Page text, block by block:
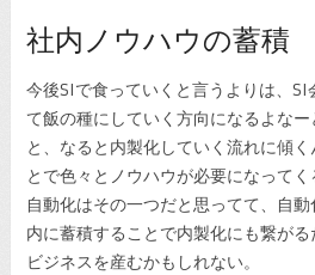
社内ノウハウの蓄積
今後SIで食っていくと言うよりは、SI
て飯の種にしていく方向になるよなー
と、なると内製化していく流れに傾
とで色々とノウハウが必要になってく
自動化はその一つだと思ってて、自
内に蓄積することで内製化にも繋が
ビジネスを産むかもしれない。